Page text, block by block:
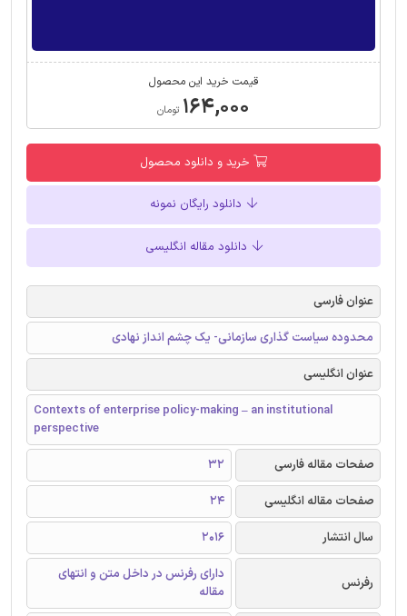
قیمت خرید این محصول
۱۶۴,۰۰۰ تومان
خرید و دانلود محصول
دانلود رایگان نمونه
دانلود مقاله انگلیسی
عنوان فارسی
محدوده سیاست گذاری سازمانی- یک چشم انداز نهادی
عنوان انگلیسی
Contexts of enterprise policy-making – an institutional
perspective
صفحات مقاله فارسی
32
صفحات مقاله انگلیسی
24
سال انتشار
2016
رفرنس
دارای رفرنس در داخل متن و انتهای
مقاله